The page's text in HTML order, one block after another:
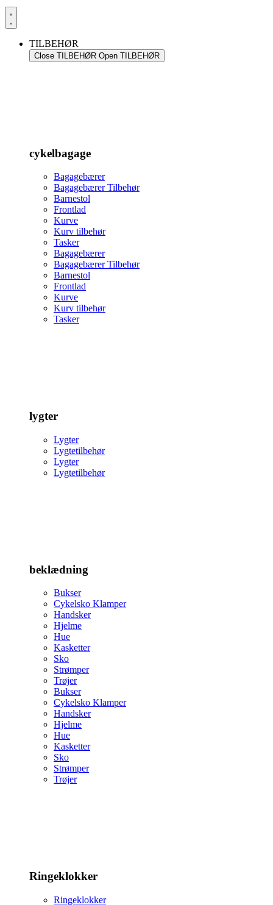
TILBEHØR
Close TILBEHØR Open TILBEHØR
cykelbagage
Bagagebærer
Bagagebærer Tilbehør
Barnestol
Frontlad
Kurve
Kurv tilbehør
Tasker
Bagagebærer
Bagagebærer Tilbehør
Barnestol
Frontlad
Kurve
Kurv tilbehør
Tasker
lygter
Lygter
Lygtetilbehør
Lygter
Lygtetilbehør
beklædning
Bukser
Cykelsko Klamper
Handsker
Hjelme
Hue
Kasketter
Sko
Strømper
Trøjer
Bukser
Cykelsko Klamper
Handsker
Hjelme
Hue
Kasketter
Sko
Strømper
Trøjer
Ringeklokker
Ringeklokker